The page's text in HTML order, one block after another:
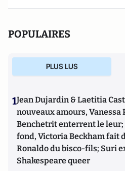
POPULAIRES
PLUS LUS
1Jean Dujardin & Laetitia
nouveaux amours, Vanessa
Benchetrit enterrent le leur;
fond, Victoria Beckham fait
Ronaldo du bisco-fils; Suri
Shakespeare queer